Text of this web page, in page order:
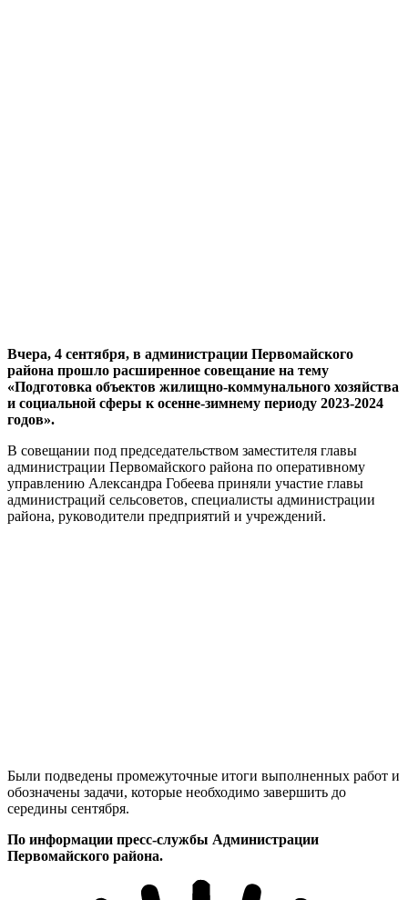
Вчера, 4 сентября, в администрации Первомайского
района прошло расширенное совещание на тему
«Подготовка объектов жилищно-коммунального хозяйства
и социальной сферы к осенне-зимнему периоду 2023-2024
годов».
В совещании под председательством заместителя главы
администрации Первомайского района по оперативному
управлению Александра Гобеева приняли участие главы
администраций сельсоветов, специалисты администрации
района, руководители предприятий и учреждений.
Были подведены промежуточные итоги выполненных работ и
обозначены задачи, которые необходимо завершить до
середины сентября.
По информации пресс-службы Администрации
Первомайского района.